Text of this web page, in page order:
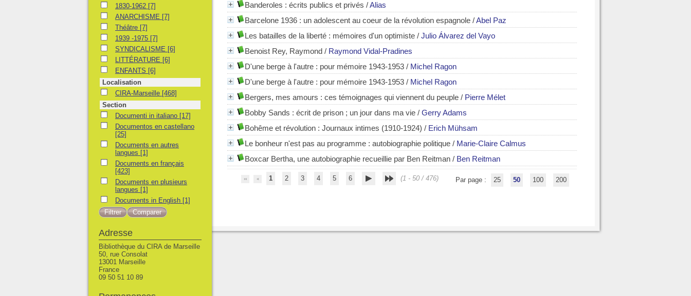
Banderoles : écrits publics et privés /Alias
Barcelone 1936 : un adolescent au coeur de la révolution espagnole /Abel Paz
Les batailles de la liberté : mémoires d'un optimiste / Julio Álvarez del Vayo
Benoist Rey, Raymond / Raymond Vidal-Pradines
D'une berge à l'autre : pour mémoire 1943-1953 / Michel Ragon
D'une berge à l'autre : pour mémoire 1943-1953 / Michel Ragon
Bergers, mes amours : ces témoignages qui viennent du peuple / Pierre Mélet
Bobby Sands : écrit de prison ; un jour dans ma vie / Gerry Adams
Bohême et révolution : Journaux intimes (1910-1924) / Erich Mühsam
Le bonheur n'est pas au programme : autobiographie politique / Marie-Claire Calmus
Boxcar Bertha, une autobiographie recueillie par Ben Reitman / Ben Reitman
1 2 3 4 5 6 (1 - 50 / 476) Par page : 25 50 100 200
1830-19621830-1962 [7]
ANARCHISME
ANARCHISME [7]
ThéâtreThéâtre [7]
1939 -1975
1939 -1975 [7]
SYNDICALISME
SYNDICALISME [6]
LITTÉRATURE
LITTÉRATURE [6]
ENFANTSENFANTS [6]
Localisation
CIRA-Marseille
CIRA-Marseille [468]
Section
Documenti in italiano
Documenti in italiano [17]
Documentos en castellano
Documentos en castellano
[25]
Documents en autres langues
Documents en autres
langues [1]
Documents en français
Documents en français
[423]
Documents en plusieurs langues
Documents en plusieurs
langues [1]
Documents in English
Documents in English [1]
Adresse
Bibliothèque du CIRA de Marseille
50, rue Consolat
13001 Marseille
France
09 50 51 10 89